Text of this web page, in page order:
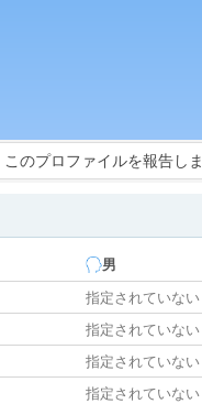
このプロファイルを報告し
男
指定されていない
指定されていない
指定されていない
指定されていない